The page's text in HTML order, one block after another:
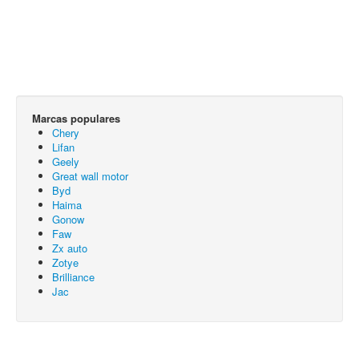
Marcas populares
Chery
Lifan
Geely
Great wall motor
Byd
Haima
Gonow
Faw
Zx auto
Zotye
Brilliance
Jac